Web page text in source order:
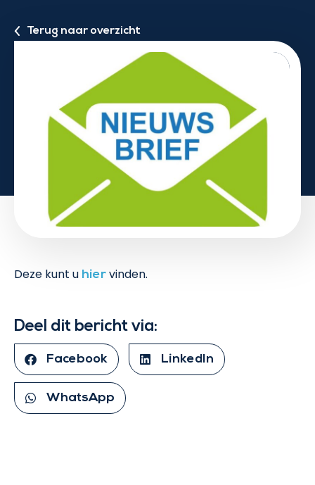
Terug naar overzicht
Deze kunt u hier vinden.
Deel dit bericht via:
Facebook LinkedIn
WhatsApp